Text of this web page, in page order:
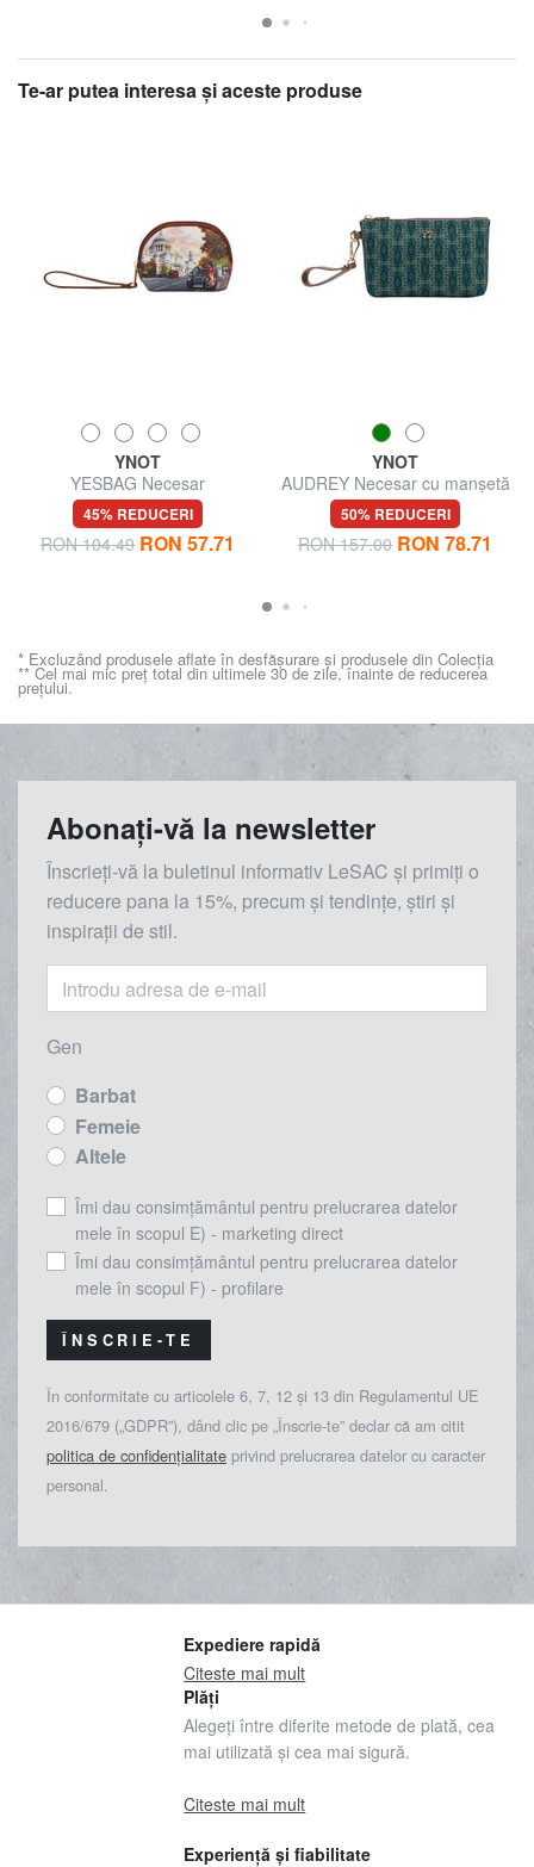
Te-ar putea interesa şi aceste produse
YNOT
YESBAG Necesar
45% REDUCERI
RON 104.49 RON 57.71
YNOT
AUDREY Necesar cu manșetă
50% REDUCERI
RON 157.00 RON 78.71
* Excluzând produsele aflate în desfășurare și produsele din Colecția
** Cel mai mic preț total din ultimele 30 de zile, înainte de reducerea
prețului.
Abonați-vă la newsletter
Înscrieți-vă la buletinul informativ LeSAC și primiți o
reducere pana la 15%, precum și tendințe, știri și
inspirații de stil.
Gen
Barbat
Femeie
Altele
Îmi dau consimțământul pentru prelucrarea datelor
mele în scopul E) - marketing direct
Îmi dau consimțământul pentru prelucrarea datelor
mele în scopul F) - profilare
ÎNSCRIE-TE
În conformitate cu articolele 6, 7, 12 și 13 din Regulamentul UE
2016/679 („GDPR”), dând clic pe „Înscrie-te” declar că am citit
politica de confidențialitate privind prelucrarea datelor cu caracter
personal.
Expediere rapidă
Citeste mai mult
Plăți
Alegeți între diferite metode de plată, cea
mai utilizată și cea mai sigură.
Citeste mai mult
Experiență și fiabilitate